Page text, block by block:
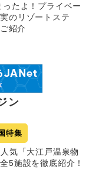
たよ！プライベー
のリゾートステ
紹介
ン
特集
気「大江戸温泉物
5施設を徹底紹介！